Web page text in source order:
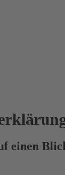
einen